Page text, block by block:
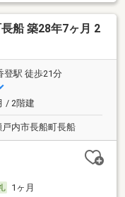
船 築28年7ヶ月 2
登駅 徒歩21分
/ 2階建
戸内市長船町長船
1ヶ月